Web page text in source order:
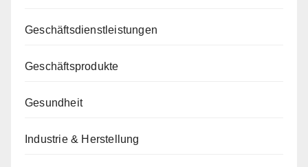
Geschäftsdienstleistungen
Geschäftsprodukte
Gesundheit
Industrie & Herstellung